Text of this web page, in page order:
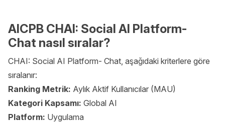
AICPB CHAI: Social AI Platform-
Chat nasıl sıralar?
CHAI: Social AI Platform- Chat, aşağıdaki kriterlere göre
sıralanır:
Ranking Metrik: Aylık Aktif Kullanıcılar (MAU)
Kategori Kapsamı: Global AI
Platform: Uygulama